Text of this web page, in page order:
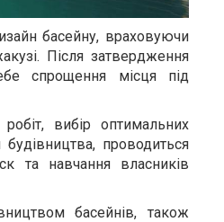
басейну, враховуючи
Після затвердження
спрощення місця під
вибір оптимальних
проводиться
та навчання власників
басейнів, також